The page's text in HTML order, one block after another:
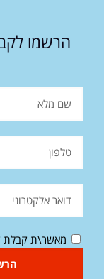
הרשמו
מאשר\ת קבלת